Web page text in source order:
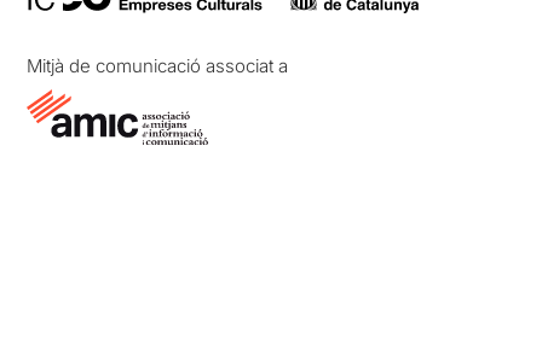
Mitjà de comunicació associat a